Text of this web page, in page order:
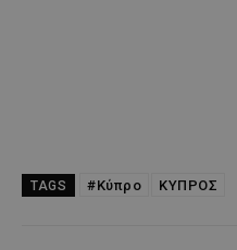
TAGS #Κύπρο ΚΥΠΡΟΣ